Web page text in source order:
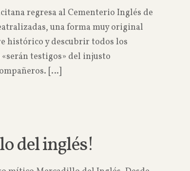
regresa al Cementerio Inglés de
una forma muy original
histórico y descubrir todos los
testigos» del injusto
[…]
del inglés!